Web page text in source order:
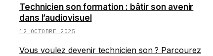
Technicien son formation : bâtir son avenir
dans l’audiovisuel
12 OCTOBRE 2025
Vous voulez devenir technicien son ? Parcourez